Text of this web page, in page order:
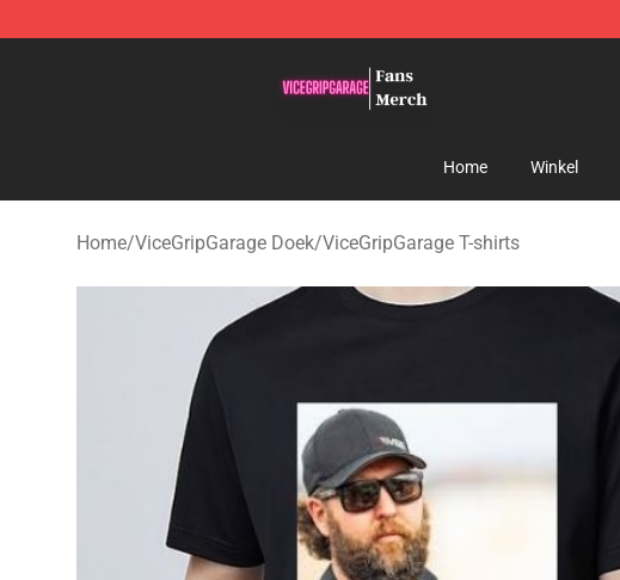
Home Winkel
Home/ViceGripGarage Doek/ViceGripGarage T-shirts